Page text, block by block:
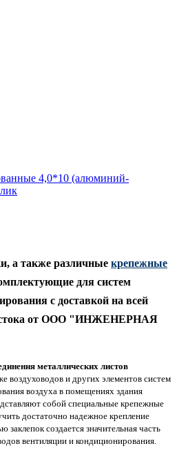
4,0*10 (алюминий-
а также различные крепежные
для систем
с доставкой на всей
от ООО "ИНЖЕНЕРНАЯ
металлических листов
и других элементов систем
воздуха в помещениях здания
собой специальные крепежные
достаточно надежное крепление
создается значительная часть
вентиляции и кондиционирования.